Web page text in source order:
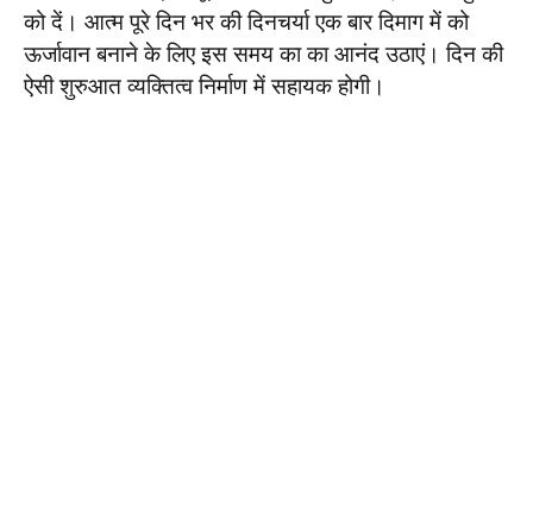
को दें। आत्म पूरे दिन भर की दिनचर्या एक बार दिमाग में को
ऊर्जावान बनाने के लिए इस समय का का आनंद उठाएं। दिन की
ऐसी शुरुआत व्यक्तित्व निर्माण में सहायक होगी।